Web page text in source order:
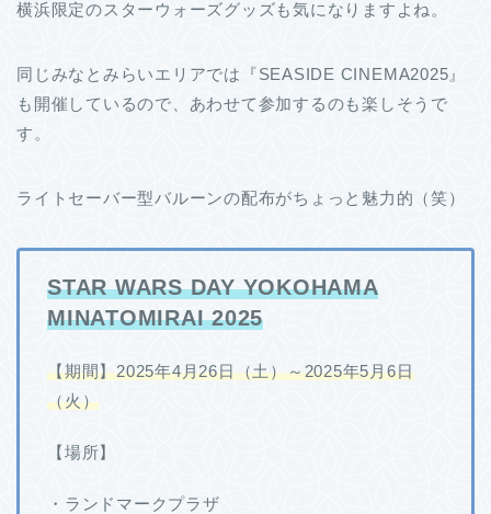
横浜限定のスターウォーズグッズも気になりますよね。
同じみなとみらいエリアでは『SEASIDE CINEMA2025』
も開催しているので、あわせて参加するのも楽しそうで
す。
ライトセーバー型バルーンの配布がちょっと魅力的（笑）
STAR WARS DAY YOKOHAMA
MINATOMIRAI 2025
【期間】2025年4月26日（土）～2025年5月6日
（火）
【場所】
・ランドマークプラザ